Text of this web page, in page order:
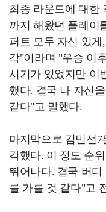
최종 라운드에 대한
까지 해왔던 플레이
퍼트 모두 자신 있
각"이라며 "우승 이
시기가 있었지만 이
했다. 결국 나 자신
같다"고 말했다.
마지막으로 김민선
각했다. 이 정도 순
뛰어나다. 결국 버
를 가를 것 같다"고